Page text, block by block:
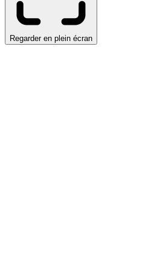
Regarder en plein écran